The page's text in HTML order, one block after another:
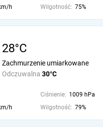
h Wilgotność: 75%
28°C
Odczuwalna 30°C
Zachmurzenie umiarkowane
Ciśnienie: 1009 hPa
h Wilgotność: 79%